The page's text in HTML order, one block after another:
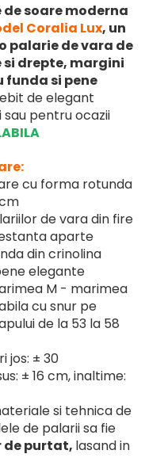
soare moderna
Coralia Lux, un
palarie de vara de
drepte, margini
funda si pene
de elegant
pentru ocazii
cu forma rotunda
de vara din fire
aparte
din crinolina
elegante
M - marimea
cu snur pe
de la 53 la 58
jos: ± 30
± 16 cm, inaltime:
si tehnica de
de palarii sa fie
de purtat, lasand in